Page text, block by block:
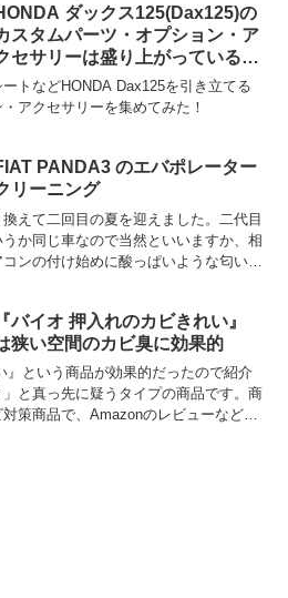
ダックス125(Dax125)の
スタムパーツ・オプション・ア
セサリーは盛り上がっているの
トなどHONDA Dax125を引き立てる
アクセサリーを集めてみた！
PANDA3 のエバポレーター
リーニング
えて二回目の夏を迎えました。二代目
うか同じ車なので当然といいますか、相
ンの付け始めに酸っぱいような匂いが
『バイオ 押入れのカビきれい』
狭い空間のカビ臭に効果的
』という商品が効果的だったので紹介
と真っ先に疑うタイプの商品です。商
策商品で、Amazonのレビューなどを